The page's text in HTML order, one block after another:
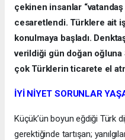
çekinen insanlar
cesaretlendi. Türklere ait
konulmaya başladı.
verildiği gün doğan oğluna
çok Türklerin ticarete el
İYİ NİYET SORUNLAR
Küçük’ün boyun eğdiği Türk
gerektiğinde tartışan;